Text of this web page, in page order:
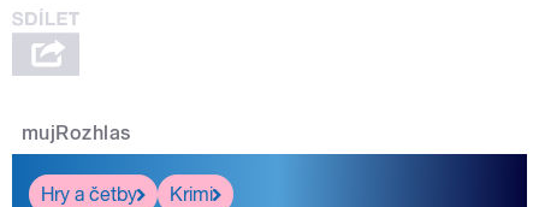
mujRozhlas
Hry a četby
Krimi